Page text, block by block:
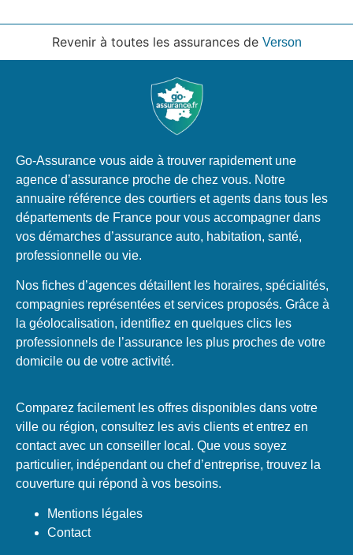
Revenir à toutes les assurances de Verson
Go-Assurance vous aide à trouver rapidement une
agence d’assurance proche de chez vous. Notre
annuaire référence des courtiers et agents dans tous les
départements de France pour vous accompagner dans
vos démarches d’assurance auto, habitation, santé,
professionnelle ou vie.
Nos fiches d’agences détaillent les horaires, spécialités,
compagnies représentées et services proposés. Grâce à
la géolocalisation, identifiez en quelques clics les
professionnels de l’assurance les plus proches de votre
domicile ou de votre activité.
Comparez facilement les offres disponibles dans votre
ville ou région, consultez les avis clients et entrez en
contact avec un conseiller local. Que vous soyez
particulier, indépendant ou chef d’entreprise, trouvez la
couverture qui répond à vos besoins.
Mentions légales
Contact